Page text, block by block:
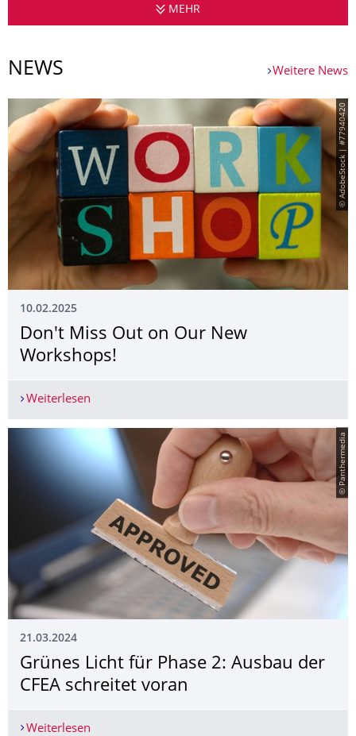
MEHR
NEWS Weitere News
© AdobeStock | #77940420
10.02.2025
Don't Miss Out on Our New
Workshops!
Weiterlesen
© Panthermedia
21.03.2024
Grünes Licht für Phase 2: Ausbau der
CFEA schreitet voran
Weiterlesen